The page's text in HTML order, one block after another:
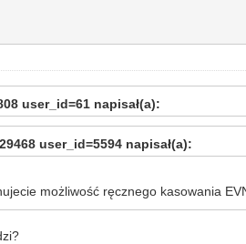
user_id=61 napisał(a):
user_id=5594 napisał(a):
możliwość ręcznego kasowania